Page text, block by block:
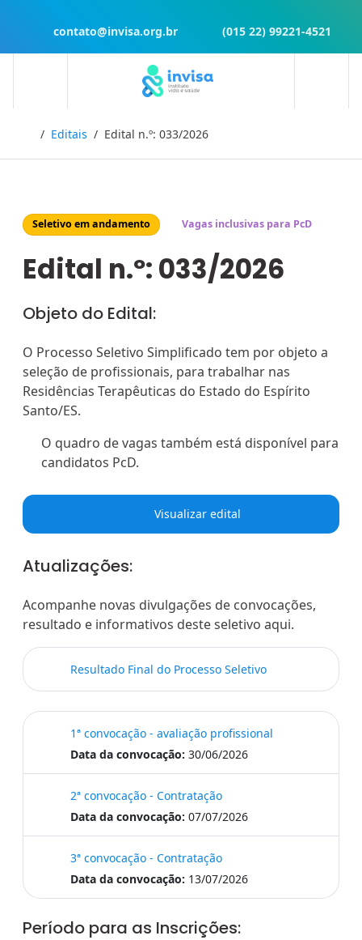
contato@invisa.org.br (015 22) 99221-4521
InícioEditais Edital n.º: 033/2026
Seletivo em andamento Vagas inclusivas para PcD
Edital n.º: 033/2026
Objeto do Edital:
O Processo Seletivo Simplificado tem por objeto a
seleção de profissionais, para trabalhar nas
Residências Terapêuticas do Estado do Espírito
Santo/ES.
O quadro de vagas também está disponível para
candidatos PcD.
Visualizar edital
Atualizações:
Acompanhe novas divulgações de convocações,
resultado e informativos deste seletivo aqui.
Resultado Final do Processo Seletivo
1ª convocação - avaliação profissional
Data da convocação: 30/06/2026
2ª convocação - Contratação
Data da convocação: 07/07/2026
3ª convocação - Contratação
Data da convocação: 13/07/2026
Período para as Inscrições: